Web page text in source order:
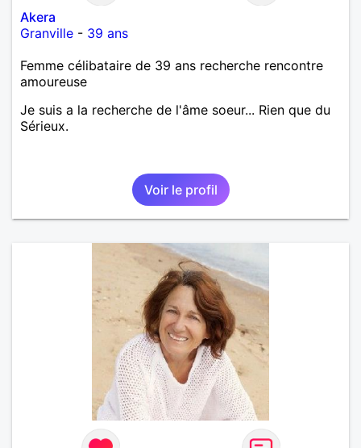
Akera
Granville - 39 ans
Femme célibataire de 39 ans recherche rencontre
amoureuse
Je suis a la recherche de l'âme soeur... Rien que du
Sérieux.
Voir le profil